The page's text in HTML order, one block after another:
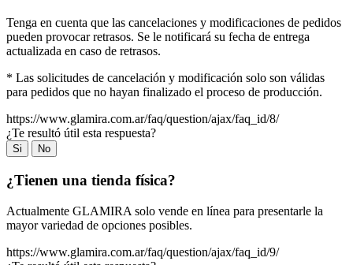
Tenga en cuenta que las cancelaciones y modificaciones de pedidos
pueden provocar retrasos. Se le notificará su fecha de entrega
actualizada en caso de retrasos.
* Las solicitudes de cancelación y modificación solo son válidas
para pedidos que no hayan finalizado el proceso de producción.
https://www.glamira.com.ar/faq/question/ajax/faq_id/8/
¿Te resultó útil esta respuesta?
Si No
¿Tienen una tienda física?
Actualmente GLAMIRA solo vende en línea para presentarle la
mayor variedad de opciones posibles.
https://www.glamira.com.ar/faq/question/ajax/faq_id/9/